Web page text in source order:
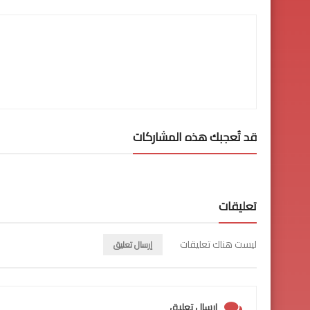
قد تُعجبك هذه المشاركات
تعليقات
ليست هناك تعليقات إرسال تعليق